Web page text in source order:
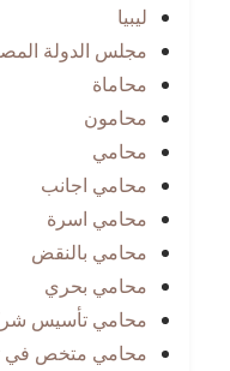
ليبيا
مجلس الدولة
محاماة
محامون
محامي
محامي اجانب
محامي اسرة
محامي بالنقض
محامي بحري
محامي تأسيس
محامي متخص في